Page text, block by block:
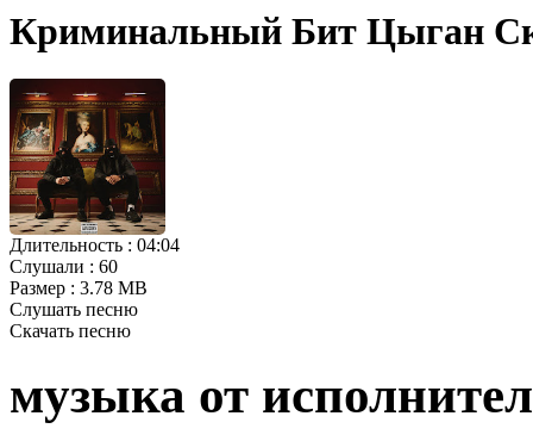
Криминальный Бит Цыган
Длительность : 04:04
Слушали : 60
Размер : 3.78 MB
Слушать песню
Скачать песню
музыка от